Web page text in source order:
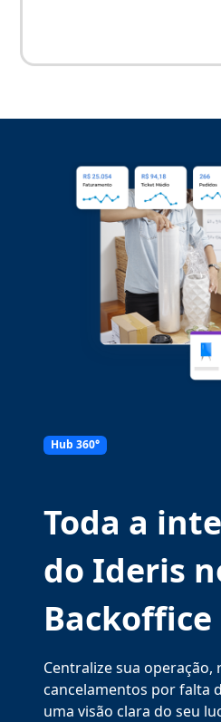
Hub 360°
Toda a
do Ideris
Backoffice
Centralize sua operação,
cancelamentos por falta
uma visão clara do seu